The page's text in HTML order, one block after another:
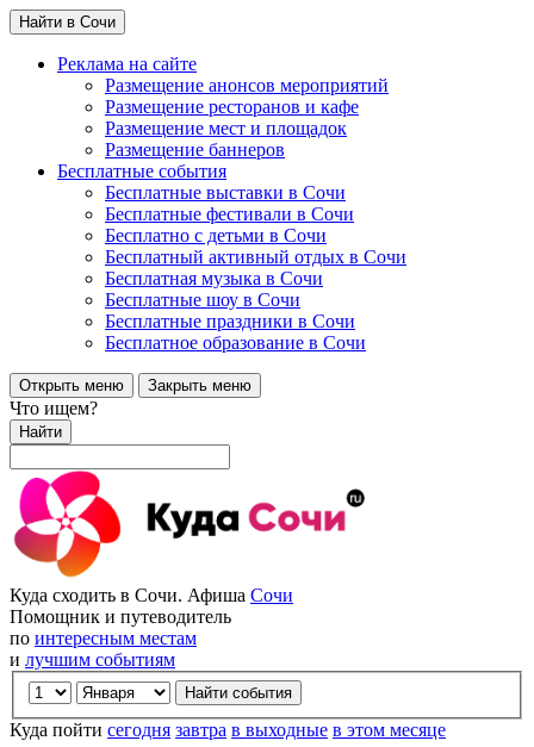
Найти в Сочи
Реклама на сайте
Размещение анонсов мероприятий
Размещение ресторанов и кафе
Размещение мест и площадок
Размещение баннеров
Бесплатные события
Бесплатные выставки в Сочи
Бесплатные фестивали в Сочи
Бесплатно с детьми в Сочи
Бесплатный активный отдых в Сочи
Бесплатная музыка в Сочи
Бесплатные шоу в Сочи
Бесплатные праздники в Сочи
Бесплатное образование в Сочи
Открыть меню Закрыть меню
Что ищем?
Найти
Куда сходить в Сочи. Афиша Сочи
Помощник и путеводитель
по интересным местам
и лучшим событиям
Куда пойти сегодня завтра в выходные в этом месяце